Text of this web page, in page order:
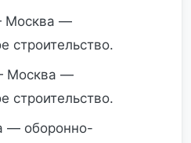
Москва —
строительство.
Москва —
строительство.
— оборонно-